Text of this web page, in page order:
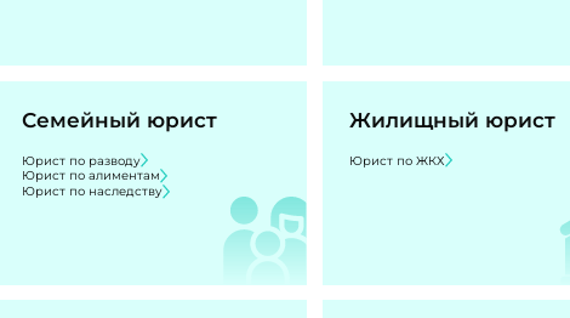
Семейный юрист
Юрист по разводу
Юрист по алиментам
Юрист по наследству
Жилищный юрист
Юрист по ЖКХ